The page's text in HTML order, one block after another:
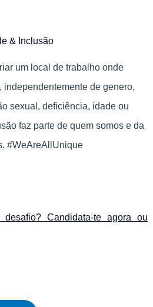
& Inclusão
um local de trabalho onde
independentemente de genero,
sexual, deficiência, idade ou
faz parte de quem somos e da
#WeAreAllUnique
desafio? Candidata-te agora ou